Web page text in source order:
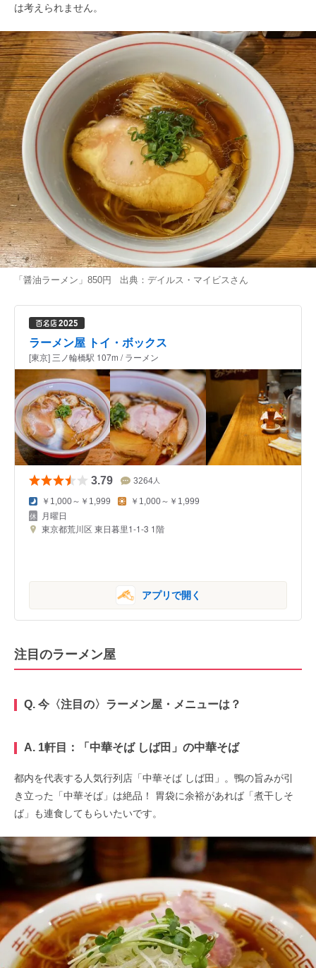
は考えられません。
「醤油ラーメン」850円 出典： デイルス・マイビス さん
ラーメン屋 トイ・ボックス
[東京] 三ノ輪橋駅 107m / ラーメン
3.79 3264人
￥1,000～￥1,999 ￥1,000～￥1,999
月曜日
東京都荒川区 東日暮里1-1-3 1階
アプリで開く
注目のラーメン屋
Q. 今 〈注目の〉 ラーメン屋・メニューは？
A. 1軒目：「 中華そば しば田 」 の中華そば
都内を代表する人気行列店「中華そば しば田」。鴨の旨みが引
き立った「中華そば」は絶品！ 胃袋に余裕があれば「煮干しそ
ば」も連食してもらいたいです。